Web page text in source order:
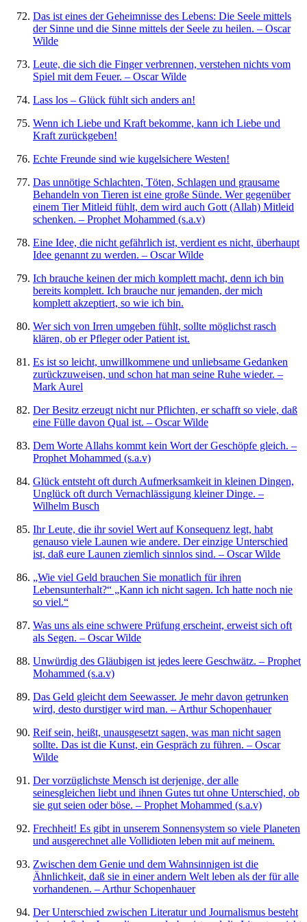
Das ist eines der Geheimnisse des Lebens: Die Seele mittels
der Sinne und die Sinne mittels der Seele zu heilen. – Oscar
Wilde
Leute, die sich die Finger verbrennen, verstehen nichts vom
Spiel mit dem Feuer. – Oscar Wilde
Lass los – Glück fühlt sich anders an!
Wenn ich Liebe und Kraft bekomme, kann ich Liebe und
Kraft zurückgeben!
Echte Freunde sind wie kugelsichere Westen!
Das unnötige Schlachten, Töten, Schlagen und grausame
Behandeln von Tieren ist eine große Sünde. Wer gegenüber
einem Tier Mitleid fühlt, dem wird auch Gott (Allah) Mitleid
schenken. – Prophet Mohammed (s.a.v)
Eine Idee, die nicht gefährlich ist, verdient es nicht, überhaupt
Idee genannt zu werden. – Oscar Wilde
Ich brauche keinen der mich komplett macht, denn ich bin
bereits komplett. Ich brauche nur jemanden, der mich
komplett akzeptiert, so wie ich bin.
Wer sich von Irren umgeben fühlt, sollte möglichst rasch
klären, ob er Pfleger oder Patient ist.
Es ist so leicht, unwillkommene und unliebsame Gedanken
zurückzuweisen, und schon hat man seine Ruhe wieder. –
Mark Aurel
Der Besitz erzeugt nicht nur Pflichten, er schafft so viele, daß
eine Fülle davon Qual ist. – Oscar Wilde
Dem Worte Allahs kommt kein Wort der Geschöpfe gleich. –
Prophet Mohammed (s.a.v)
Glück entsteht oft durch Aufmerksamkeit in kleinen Dingen,
Unglück oft durch Vernachlässigung kleiner Dinge. –
Wilhelm Busch
Ihr Leute, die ihr soviel Wert auf Konsequenz legt, habt
genauso viele Launen wie andere. Der einzige Unterschied
ist, daß eure Launen ziemlich sinnlos sind. – Oscar Wilde
„Wie viel Geld brauchen Sie monatlich für ihren
Lebensunterhalt?“ „Kann ich nicht sagen. Ich hatte noch nie
so viel.“
Was uns als eine schwere Prüfung erscheint, erweist sich oft
als Segen. – Oscar Wilde
Unwürdig des Gläubigen ist jedes leere Geschwätz. – Prophet
Mohammed (s.a.v)
Das Geld gleicht dem Seewasser. Je mehr davon getrunken
wird, desto durstiger wird man. – Arthur Schopenhauer
Reif sein, heißt, unausgesetzt sagen, was man nicht sagen
sollte. Das ist die Kunst, ein Gespräch zu führen. – Oscar
Wilde
Der vorzüglichste Mensch ist derjenige, der alle
seinesgleichen liebt und ihnen Gutes tut ohne Unterschied, ob
sie gut seien oder böse. – Prophet Mohammed (s.a.v)
Frechheit! Es gibt in unserem Sonnensystem so viele Planeten
und ausgerechnet alle Vollidioten leben mit auf meinem.
Zwischen dem Genie und dem Wahnsinnigen ist die
Ähnlichkeit, daß sie in einer andern Welt leben als der für alle
vorhandenen. – Arthur Schopenhauer
Der Unterschied zwischen Literatur und Journalismus besteht